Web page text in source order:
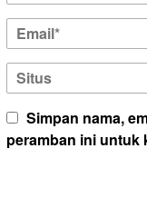
Simpan nama,
peramban ini untuk